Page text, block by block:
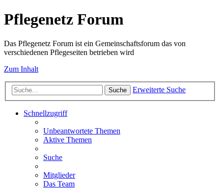
Pflegenetz Forum
Das Pflegenetz Forum ist ein Gemeinschaftsforum das von
verschiedenen Pflegeseiten betrieben wird
Zum Inhalt
Suche Erweiterte Suche
Schnellzugriff
Unbeantwortete Themen
Aktive Themen
Suche
Mitglieder
Das Team